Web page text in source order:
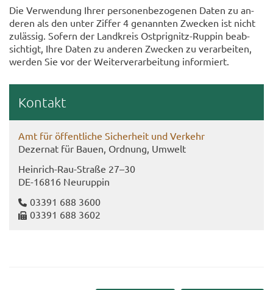
Die Ver­wen­dung Ihrer per­so­nen­be­zo­ge­nen Daten zu an­
de­ren als den unter Zif­fer 4 ge­nann­ten Zwe­cken ist nicht
zu­läs­sig. So­fern der Land­kreis Ostprignitz-​Ruppin be­ab­
sich­tigt, Ihre Daten zu an­de­ren Zwe­cken zu ver­ar­bei­ten,
wer­den Sie vor der Wei­ter­ver­ar­bei­tung in­for­miert.
Kon­takt
Amt für öf­fent­li­che Si­cher­heit und Ver­kehr
De­zer­nat für Bauen, Ord­nung, Um­welt
Heinrich-​Rau-Straße 27–30
DE-​16816 Neu­rup­pin
03391 688 3600
03391 688 3602